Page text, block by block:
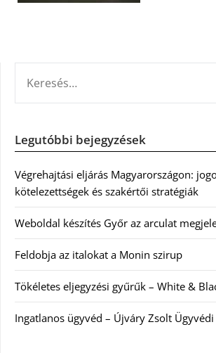
Legutóbbi bejegyzések
Végrehajtási eljárás Magyarországon:
kötelezettségek és szakértői stratégiák
Weboldal készítés Győr az arculat
Feldobja az italokat a Monin szirup
Tökéletes eljegyzési gyűrűk – White &
Ingatlanos ügyvéd – Újváry Zsolt